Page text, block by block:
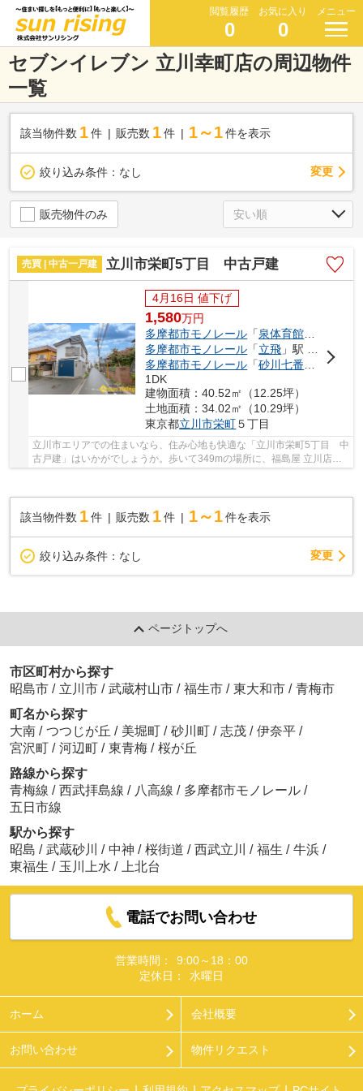
閲覧履歴
0
お気に入り
0
メニュー
セブンイレブン 立川幸町店の周辺物件
一覧
該当物件数 1件 販売数 1 件 1～1 件を表示
絞り込み条件： なし 変更
販売物件のみ
売買 | 中古一戸建 立川市栄町5丁目 中古戸建
4月16日 値下げ
1,580万円
多摩都市モノレール 「泉体育館
多摩都市モノレール 「立飛 」駅 徒歩16分
多摩都市モノレール 「砂川七番 」駅 徒歩
1DK
建物面積：40.52㎡（12.25坪）
土地面積：34.02㎡（10.29坪）
東京都立川市栄町５丁目
立川市エリアでの住まいなら、住み心地も快適な「立川市栄町5丁目 中
古戸建」はいかがでしょうか。歩いて349mの場所に、福島屋 立川店が
該当物件数 1件 販売数 1 件 1～1 件を表示
絞り込み条件： なし 変更
ページトップへ
市区町村から探す
昭島市 / 立川市 / 武蔵村山市 / 福生市 / 東大和市 / 青梅市
町名から探す
大南 / つつじが丘 / 美堀町 / 砂川町 / 志茂 / 伊奈平 /
宮沢町 / 河辺町 / 東青梅 / 桜が丘
路線から探す
青梅線 / 西武拝島線 / 八高線 / 多摩都市モノレール /
五日市線
駅から探す
昭島 / 武蔵砂川 / 中神 / 桜街道 / 西武立川 / 福生 / 牛浜 /
東福生 / 玉川上水 / 上北台
電話でお問い合わせ
営業時間：
9:00～18：00
定休日：
水曜日
ホーム 会社概要
お問い合わせ 物件リクエスト